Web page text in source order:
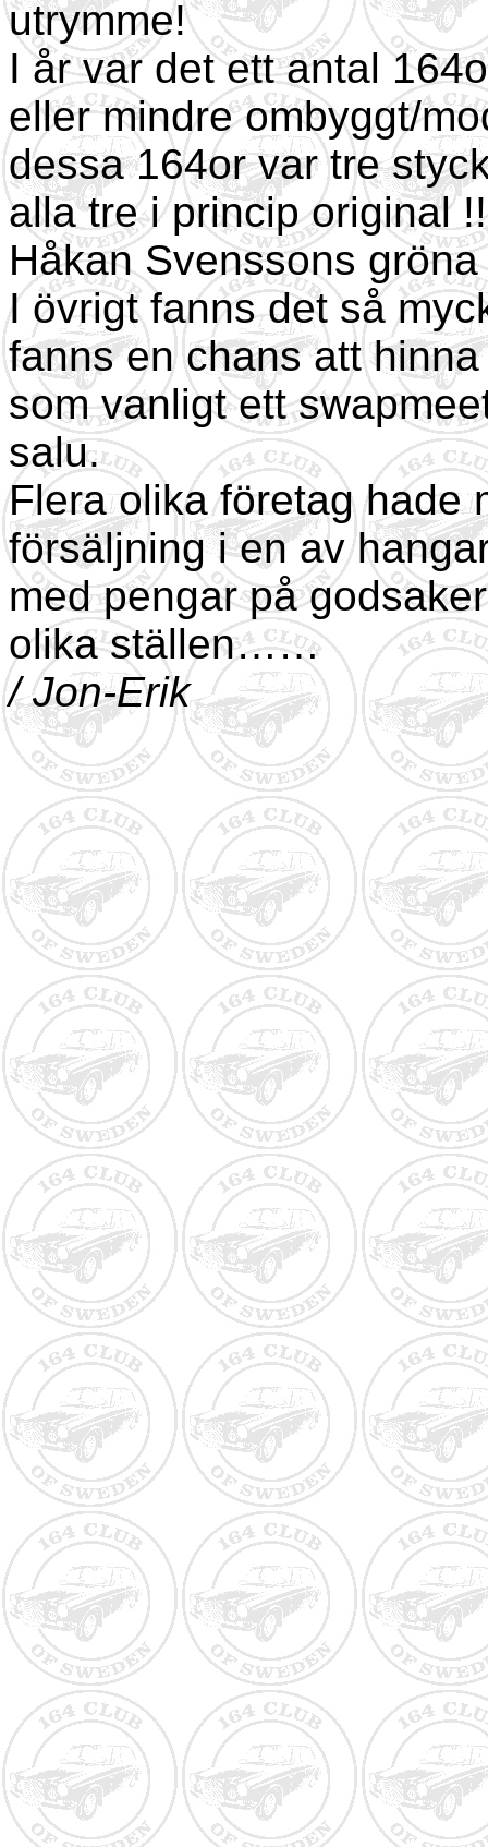
utrymme!
I år var det ett antal
eller mindre ombyggt/
dessa 164or var tre
alla tre i princip original
Håkan Svenssons
I övrigt fanns det så
fanns en chans att
som vanligt ett
salu.
Flera olika företag hade
försäljning i en av
med pengar på
olika ställen……
/ Jon-Erik